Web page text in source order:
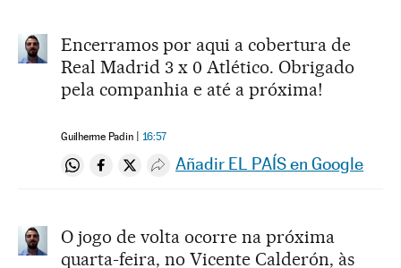
Encerramos por aqui a cobertura de
Real Madrid 3 x 0 Atlético. Obrigado
pela companhia e até a próxima!
Guilherme Padin 16:57
Compartir en Whatsapp
Compartir en Facebook
Compartir en Twitter
Desplegar Redes Sociales
Añadir EL PAÍS en Google
O jogo de volta ocorre na próxima
quarta-feira, no Vicente Calderón, às